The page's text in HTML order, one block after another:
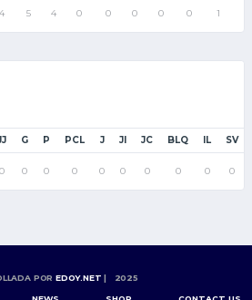
4 5 4 0 0 0 0 0 1
G P PCL J JI JC BLQ IL SV
0 0 0 0 0 0 0 0 0 0
POR EDOY.NET | 2025